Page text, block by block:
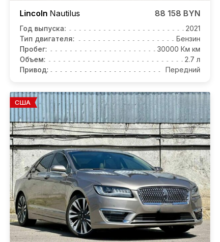
Lincoln Nautilus 88 158 BYN
Год выпуска:
2021
Тип двигателя:
Бензин
Пробег:
30000 Км км
Объем:
2.7 л
Привод:
Передний
США